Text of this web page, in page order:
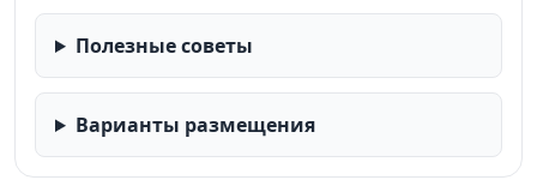
Полезные советы
Варианты размещения